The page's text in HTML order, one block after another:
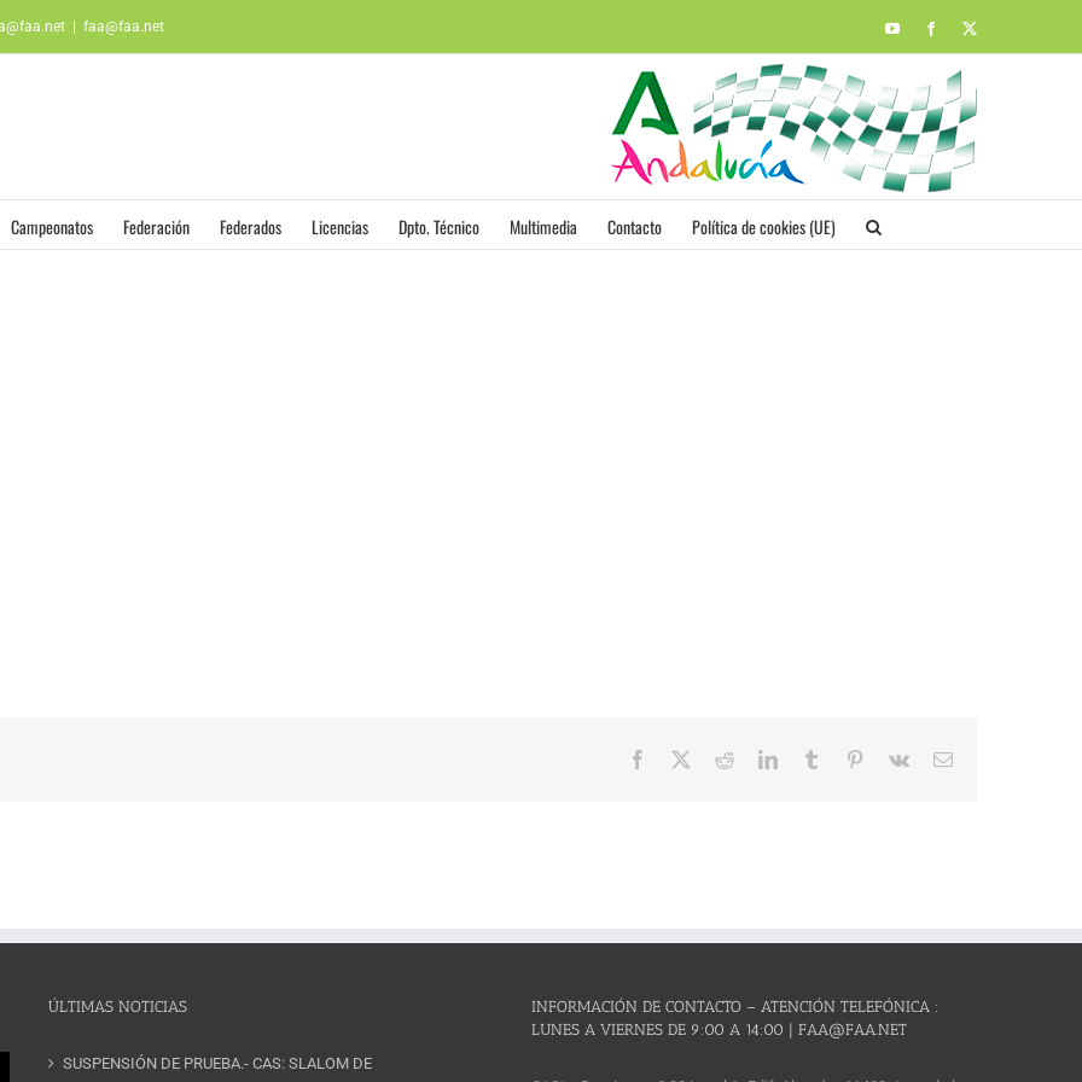
faa@faa.net YouTubeFacebook
Campeonatos Federación Federados Licencias Dpto. Técnico Multimedia Contacto Política de cookies (UE)
Facebook RedditLinkedInTumblr Pinterest
Vk
Correo
ÚLTIMAS NOTICIAS
SUSPENSIÓN DE PRUEBA.- CAS: SLALOM DE
INFORMACIÓN DE CONTACTO – ATENCIÓN TELEFÓNICA :
LUNES A VIERNES DE 9:00 A 14:00 | FAA@FAA.NET